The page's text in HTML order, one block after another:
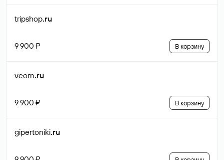
tripshop.ru
9 900 ₽ В корзину
veom.ru
9 900 ₽ В корзину
gipertoniki.ru